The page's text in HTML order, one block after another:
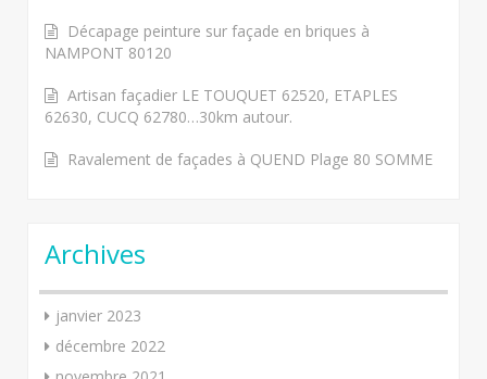
Décapage peinture sur façade en briques à
NAMPONT 80120
Artisan façadier LE TOUQUET 62520, ETAPLES
62630, CUCQ 62780…30km autour.
Ravalement de façades à QUEND Plage 80 SOMME
Archives
janvier 2023
décembre 2022